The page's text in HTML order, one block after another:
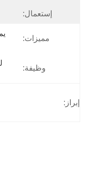
إستعمال:
مميزات:
وظيفة:
إبراز: